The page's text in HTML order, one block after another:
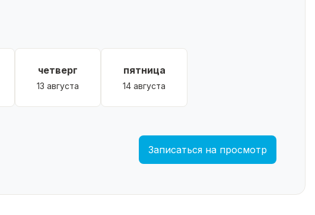
четверг
13 августа
пятница
14 августа
Записаться на просмотр